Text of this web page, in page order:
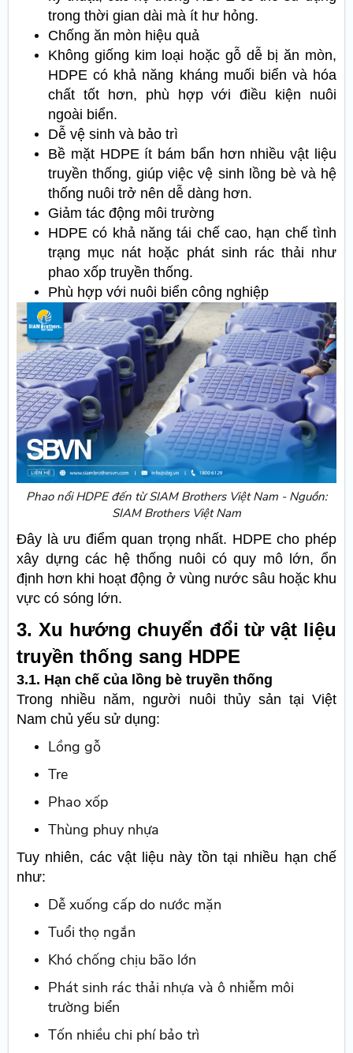
trong thời gian dài mà ít hư hỏng.
Chống ăn mòn hiệu quả
Không giống kim loại hoặc gỗ dễ bị ăn mòn,
HDPE có khả năng kháng muối biển và hóa
chất tốt hơn, phù hợp với điều kiện nuôi
ngoài biển.
Dễ vệ sinh và bảo trì
Bề mặt HDPE ít bám bẩn hơn nhiều vật liệu
truyền thống, giúp việc vệ sinh lồng bè và hệ
thống nuôi trở nên dễ dàng hơn.
Giảm tác động môi trường
HDPE có khả năng tái chế cao, hạn chế tình
trạng mục nát hoặc phát sinh rác thải như
phao xốp truyền thống.
Phù hợp với nuôi biển công nghiệp
Phao nổi HDPE đến từ SIAM Brothers Việt Nam - Nguồn:
SIAM Brothers Việt Nam
Đây là ưu điểm quan trọng nhất. HDPE cho phép
xây dựng các hệ thống nuôi có quy mô lớn, ổn
định hơn khi hoạt động ở vùng nước sâu hoặc khu
vực có sóng lớn.
3. Xu hướng chuyển đổi từ vật liệu
truyền thống sang HDPE
3.1. Hạn chế của lồng bè truyền thống
Trong nhiều năm, người nuôi thủy sản tại Việt
Nam chủ yếu sử dụng:
Lồng gỗ
Tre
Phao xốp
Thùng phuy nhựa
Tuy nhiên, các vật liệu này tồn tại nhiều hạn chế
như:
Dễ xuống cấp do nước mặn
Tuổi thọ ngắn
Khó chống chịu bão lớn
Phát sinh rác thải nhựa và ô nhiễm môi
trường biển
Tốn nhiều chi phí bảo trì